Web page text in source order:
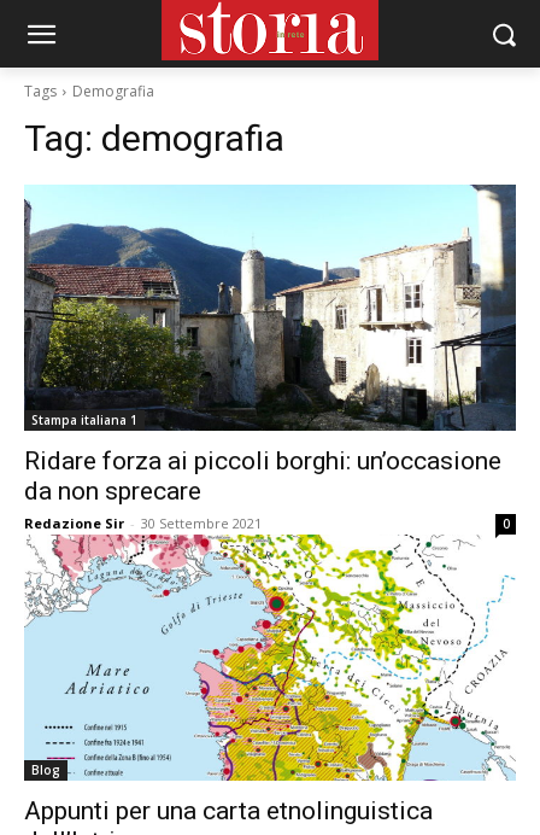
Tags Demografia
Tag: demografia
Stampa italiana 1
Ridare forza ai piccoli borghi: un’occasione
da non sprecare
Redazione Sir - 30 Settembre 2021 0
Blog
Appunti per una carta etnolinguistica